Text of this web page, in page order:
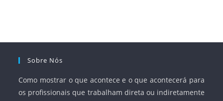
Sobre Nós
Como mostrar o que acontece e o que acontecerá para
os profissionais que trabalham direta ou indiretamente